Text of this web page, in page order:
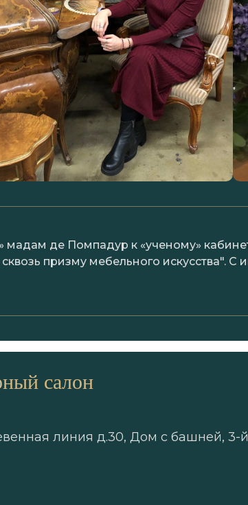
мадам де Помпадур к «ученому»
призму мебельного искусства". С
салон
линия д.30, Дом с башней, 3-